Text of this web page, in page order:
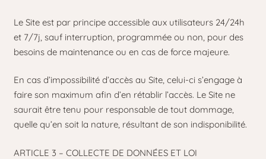
Le Site est par principe accessible aux utilisateurs 24/24h
et 7/7j, sauf interruption, programmée ou non, pour des
besoins de maintenance ou en cas de force majeure.
En cas d’impossibilité d’accès au Site, celui-ci s’engage à
faire son maximum afin d’en rétablir l’accès. Le Site ne
saurait être tenu pour responsable de tout dommage,
quelle qu’en soit la nature, résultant de son indisponibilité.
ARTICLE 3 – COLLECTE DE DONNÉES ET LOI